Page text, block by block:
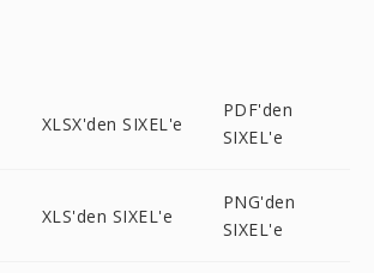
XLSX'den SIXEL'e
PDF'den
SIXEL'e
XLS'den SIXEL'e
PNG'den
SIXEL'e